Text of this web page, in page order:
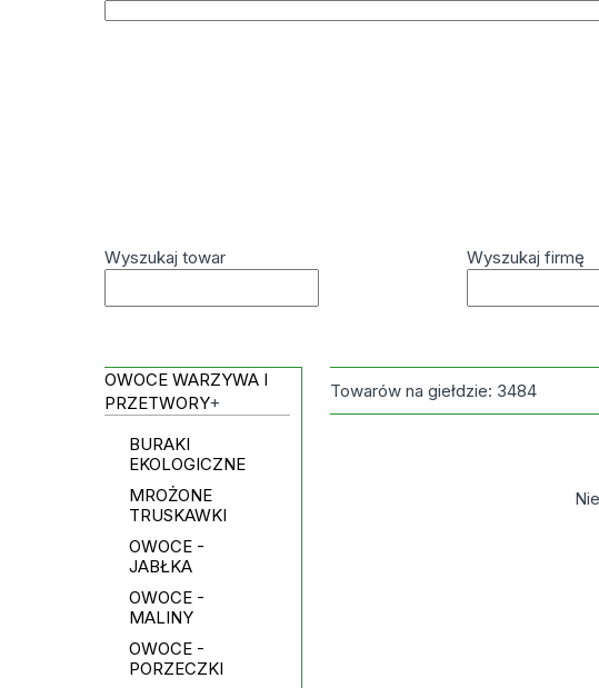
Wyszukaj towar Wyszukaj firmę
OWOCE WARZYWA I
PRZETWORY+
BURAKI
EKOLOGICZNE
MROŻONE
TRUSKAWKI
OWOCE -
JABŁKA
OWOCE -
MALINY
OWOCE -
PORZECZKI
Towarów na giełdzie: 3484